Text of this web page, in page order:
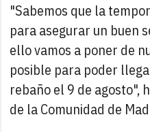
"Sabemos que la
para asegurar un buen
ello vamos a poner de
posible para poder
rebaño el 9 de agosto",
de la Comunidad de